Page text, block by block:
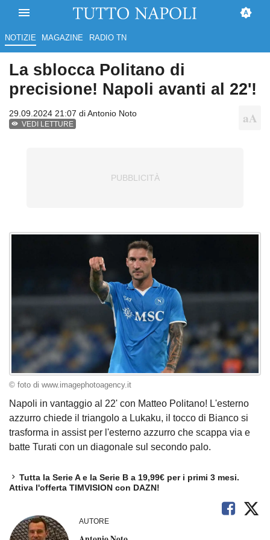
NOTIZIE MAGAZINE RADIO TN
La sblocca Politano di
precisione! Napoli avanti al 22'!
29.09.2024 21:07 diAntonio Noto
VEDI LETTURE
© foto di www.imagephotoagency.it
Napoli in vantaggio al 22' con Matteo Politano! L'esterno
azzurro chiede il triangolo a Lukaku, il tocco di Bianco si
trasforma in assist per l'esterno azzurro che scappa via e
batte Turati con un diagonale sul secondo palo.
Tutta la Serie A e la Serie B a 19,99€ per i primi 3 mesi.
Attiva l'offerta TIMVISION con DAZN!
AUTORE